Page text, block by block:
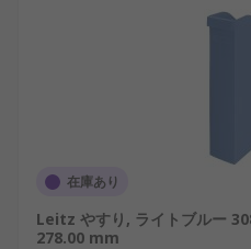
在庫あり
Leitz やすり, ライトブルー
278.00 mm